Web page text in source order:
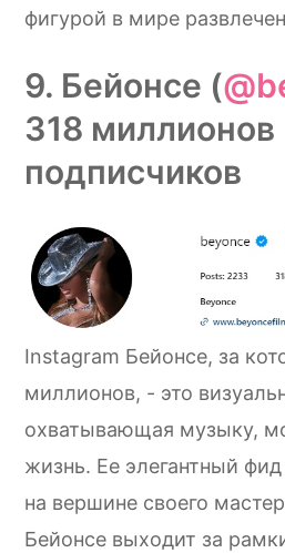
фигурой в мире
9. Бейонсе (
318 миллионов
подписчиков
Instagram Бейонсе, за
миллионов, - это
охватывающая музыку,
жизнь. Ее элегантный
на вершине своего
Бейонсе выходит за